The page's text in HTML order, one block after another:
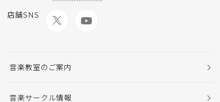
店舗SNS
音楽教室のご案内
音楽サークル情報